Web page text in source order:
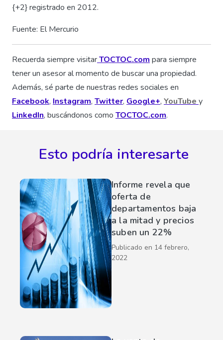
{+2} registrado en 2012.
Fuente: El Mercurio
Recuerda siempre visitarTOCTOC.com para siempre
tener un asesor al momento de buscar una propiedad.
Además, sé parte de nuestras redes sociales en
Facebook, Instagram, Twitter, Google+, YouTube y
LinkedIn, buscándonos como TOCTOC.com.
Esto podría interesarte
Informe revela que
oferta de
departamentos baja
a la mitad y precios
suben un 22%
Publicado en 14 febrero,
2022